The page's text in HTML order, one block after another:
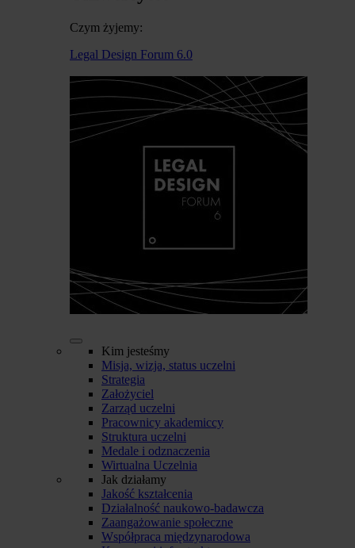
Czym żyjemy:
Legal Design Forum 6.0
Kim jesteśmy
Misja, wizja, status uczelni
Strategia
Założyciel
Zarząd uczelni
Pracownicy akademiccy
Struktura uczelni
Medale i odznaczenia
Wirtualna Uczelnia
Jak działamy
Jakość kształcenia
Działalność naukowo-badawcza
Zaangażowanie społeczne
Współpraca międzynarodowa